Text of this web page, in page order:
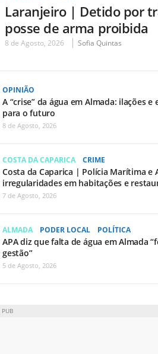
Laranjeiro | Detido por
posse de arma proibida
8 de Agosto, 2026 Sofia Quintas
OPINIÃO
A “crise” da água em Almada: ilações
para o futuro
8 de Agosto, 2026
COSTA DA CAPARICA CRIME
Costa da Caparica | Polícia Marítima e
irregularidades em habitações e
7 de Agosto, 2026
ALMADA PODER LOCAL POLÍTICA
APA diz que falta de água em Almada
gestão”
5 de Agosto, 2026
PUB